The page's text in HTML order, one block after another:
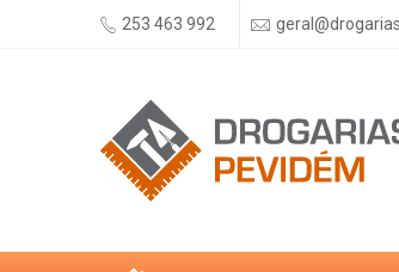
253 463 992